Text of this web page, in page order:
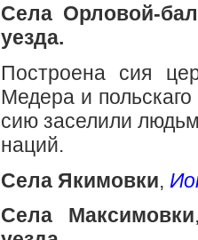
Села Орловой-
уезда.
Построена сия
Медера и
сию заселили
наций.
Села Якимовки,
Села Максимовки